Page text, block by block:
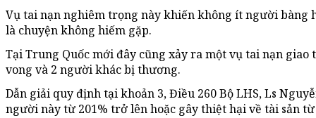
Vụ tai nạn nghiêm trọng này khiến không ít người bàng
là chuyện không hiếm gặp.
Tại Trung Quốc mới đây cũng xảy ra một vụ tai nạn
vong và 2 người khác bị thương.
Dẫn giải quy định tại khoản 3, Điều 260 Bộ LHS, Ls
người này từ 201% trở lên hoặc gây thiệt hại về tài sản